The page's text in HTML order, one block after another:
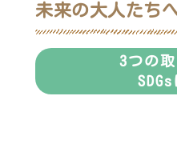
未来の大人たち
3つの